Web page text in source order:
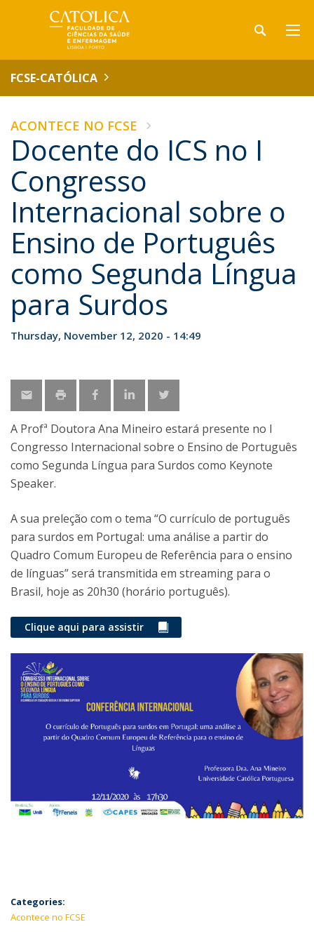
FCSE-CATÓLICA
ACONTECE NO FCSE
Docente do ICS no I
Congresso
Internacional sobre o
Ensino de Português
como Segunda Língua
para Surdos
Thursday, November 12, 2020 - 14:49
A Profª Doutora Ana Mineiro estará presente no I
Congresso Internacional sobre o Ensino de Português
como Segunda Língua para Surdos como Keynote
Speaker.
A sua preleção com o tema “O currículo de português
para surdos em Portugal: uma análise a partir do
Quadro Comum Europeu de Referência para o ensino
de línguas” será transmitida em streaming para o
Brasil, hoje as 20h30 (horário português).
Clique aqui para assistir
Categories:
Acontece no FCSE